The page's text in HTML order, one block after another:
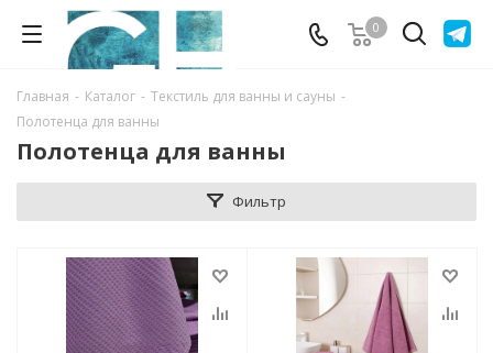
0
Главная - Каталог - Текстиль для ванны и сауны -
Полотенца для ванны
Полотенца для ванны
Фильтр